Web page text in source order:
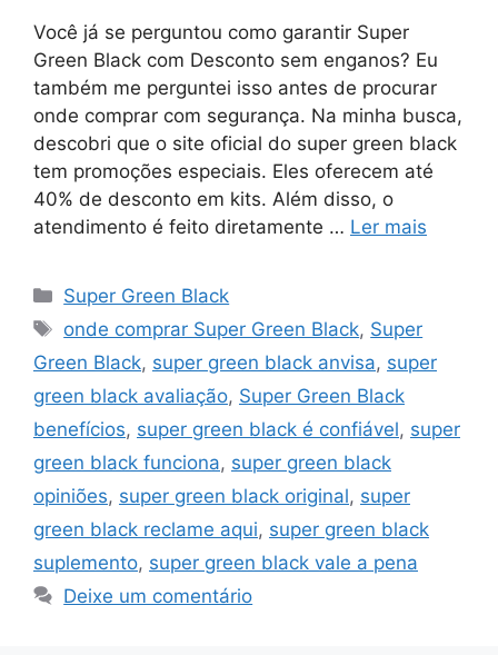
Você já se perguntou como garantir Super
Green Black com Desconto sem enganos? Eu
também me perguntei isso antes de procurar
onde comprar com segurança. Na minha busca,
descobri que o site oficial do super green black
tem promoções especiais. Eles oferecem até
40% de desconto em kits. Além disso, o
atendimento é feito diretamente … Ler mais
Categorias
Super Green Black
Tags
onde comprar Super Green Black, Super
Green Black, super green black anvisa, super
green black avaliação, Super Green Black
benefícios, super green black é confiável, super
green black funciona, super green black
opiniões, super green black original, super
green black reclame aqui, super green black
suplemento, super green black vale a pena
Deixe um comentário